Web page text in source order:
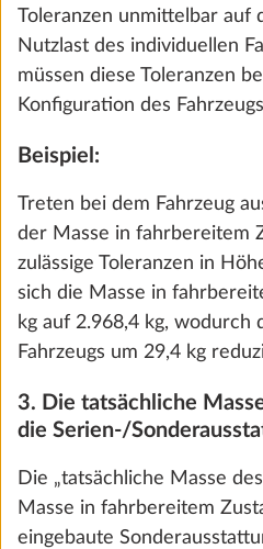
Toleranzen unmittelbar auf
Nutzlast des individuellen
müssen diese Toleranzen
Konfiguration des
Beispiel:
Treten bei dem Fahrzeug
der Masse in fahrbereitem
zulässige Toleranzen in
sich die Masse in
kg auf 2.968,4 kg, wodurch
Fahrzeugs um 29,4 kg
3. Die tatsächliche
die Serien-/
Die „tatsächliche Masse
Masse in fahrbereitem
eingebaute